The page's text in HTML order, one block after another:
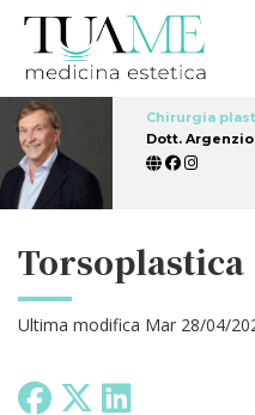
Chirurgia
Dott.
Torsoplastica
Ultima modifica Mar 28/04/